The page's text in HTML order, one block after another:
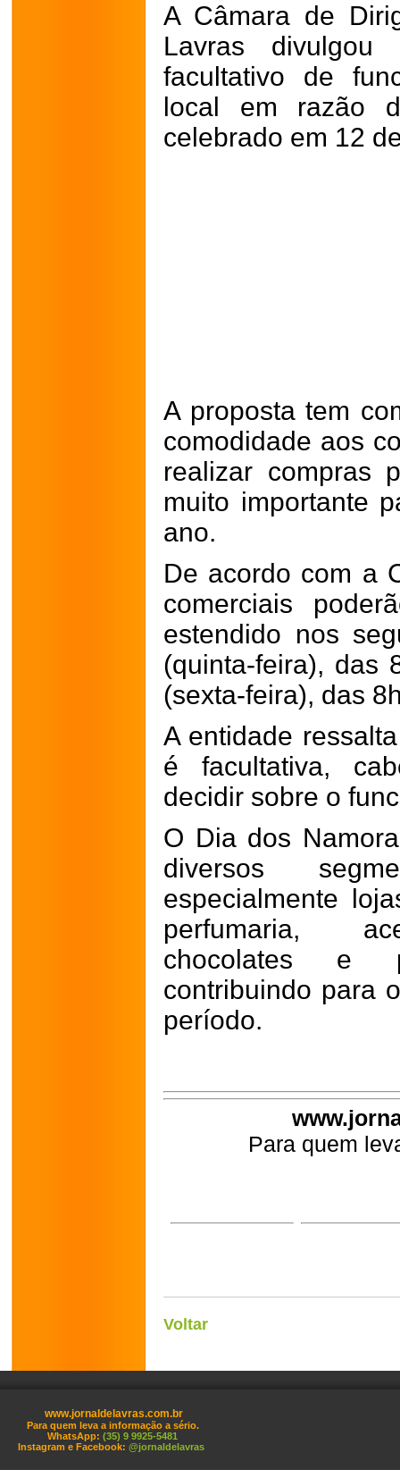
A Câmara de
Lavras
facultativo de
local em razão
celebrado em 12
A proposta tem
comodidade aos
realizar compras
muito importante
ano.
De acordo com a
comerciais
estendido nos
(quinta-feira),
(sexta-feira), das
A entidade
é facultativa,
decidir sobre o
O Dia dos
diversos
especialmente
perfumaria,
chocolates e
contribuindo para
período.
Para quem
Voltar
www.jornaldelavras.com.br
Para quem leva a informação a sério.
WhatsApp: (35) 9 9925-5481
Instagram e Facebook: @jornaldelavras